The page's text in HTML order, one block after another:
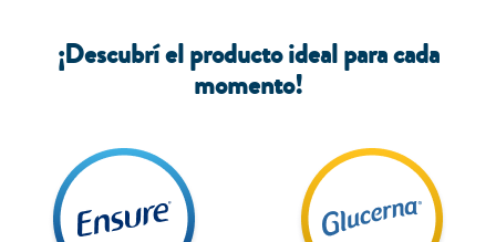
¡Descubrí el producto ideal para cada
momento!